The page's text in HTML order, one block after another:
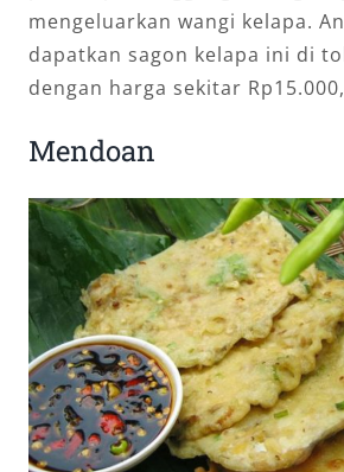
mengeluarkan wangi kelapa.
dapatkan sagon kelapa ini di
dengan harga sekitar
Mendoan